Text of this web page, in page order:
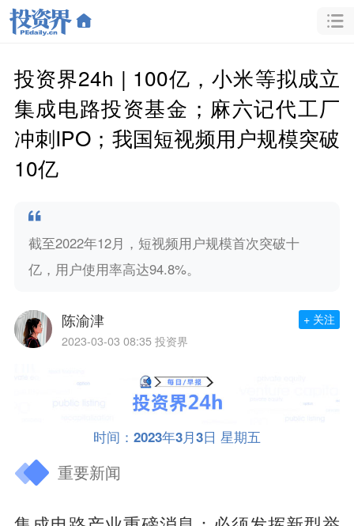
投资界24h | 100亿，小米等拟成立
集成电路投资基金；麻六记代工厂
冲刺IPO；我国短视频用户规模突破
10亿
截至2022年12月，短视频用户规模首次突破十
亿，用户使用率高达94.8%。
陈渝津
2023-03-03 08:35 投资界
+ 关注
时间：2023年3月3日 星期五
重要新闻